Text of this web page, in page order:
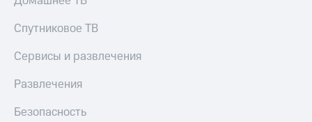
Спутниковое ТВ
Сервисы и развлечения
Развлечения
Безопасность